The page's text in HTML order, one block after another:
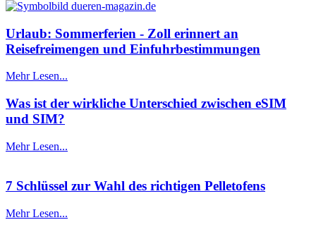
Urlaub: Sommerferien - Zoll erinnert an
Reisefreimengen und Einfuhrbestimmungen
Mehr Lesen...
Was ist der wirkliche Unterschied zwischen eSIM
und SIM?
Mehr Lesen...
7 Schlüssel zur Wahl des richtigen Pelletofens
Mehr Lesen...